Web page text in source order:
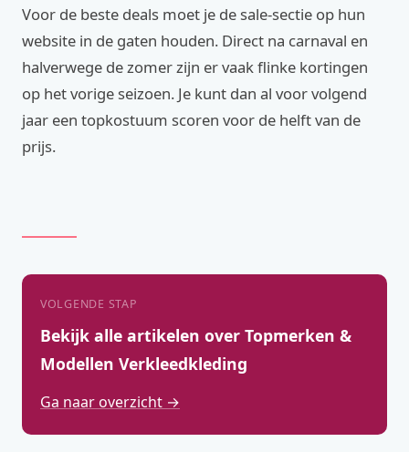
Voor de beste deals moet je de sale-sectie op hun
website in de gaten houden. Direct na carnaval en
halverwege de zomer zijn er vaak flinke kortingen
op het vorige seizoen. Je kunt dan al voor volgend
jaar een topkostuum scoren voor de helft van de
prijs.
VOLGENDE STAP
Bekijk alle artikelen over Topmerken &
Modellen Verkleedkleding
Ga naar overzicht →